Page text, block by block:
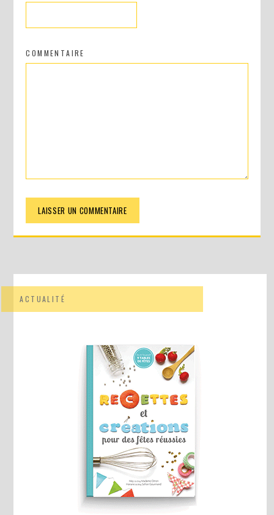
COMMENTAIRE
ACTUALITÉ